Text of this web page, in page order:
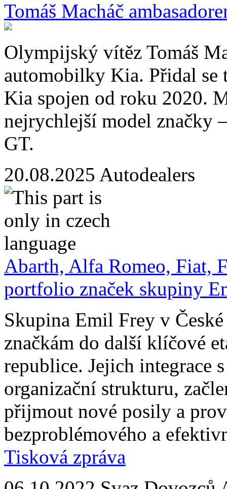
Tomáš Macháč
Olympijský vítěz Tomáš
automobilky Kia. Přidal se
Kia spojen od roku 2020.
nejrychlejší model značky
GT.
20.08.2025 Autodealers
Abarth, Alfa Romeo, Fiat,
portfolio značek skupiny
Skupina Emil Frey v
značkám do další klíčové
republice. Jejich integrace
organizační strukturu,
přijmout nové posily a
bezproblémového a
Tisková zpráva